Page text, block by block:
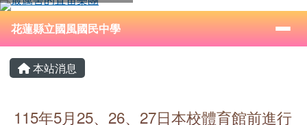
跳至主內容區
花蓮縣立國風國民中學
⏸
導覽列
花蓮縣立國風國民中學
主內容區域
本站消息
115年5月25、26、27日本校體育館前進行
頁尾區域